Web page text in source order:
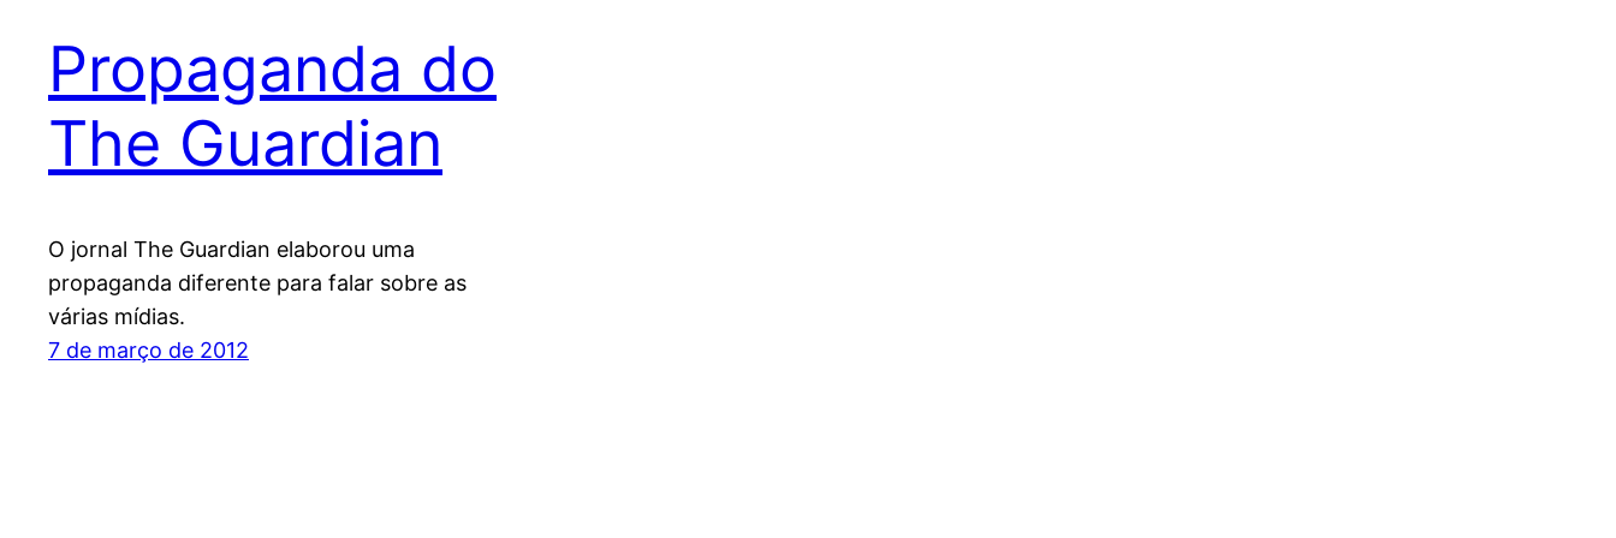
Propaganda do
The Guardian
O jornal The Guardian elaborou uma
propaganda diferente para falar sobre as
várias mídias.
7 de março de 2012